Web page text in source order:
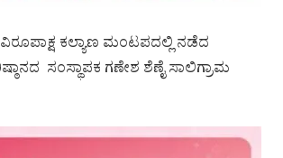
ಕಲ್ಯಾಣ ಮಂಟಪದಲ್ಲಿ ನಡೆದ
ಸಂಸ್ಥಾಪಕ ಗಣೇಶ ಶೆಣೈ ಸಾಲಿಗ್ರಾಮ